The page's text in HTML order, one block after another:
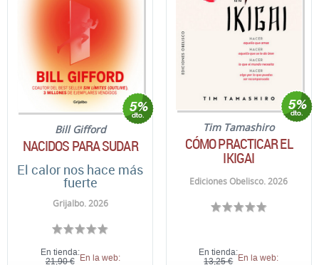
Bill Gifford
NACIDOS PARA SUDAR
El calor nos hace más
fuerte
Grijalbo. 2026
En tienda:
21,90 € En la web:
Tim Tamashiro
CÓMO PRACTICAR EL
IKIGAI
Ediciones Obelisco. 2026
En tienda:
13,25 €
En la web: